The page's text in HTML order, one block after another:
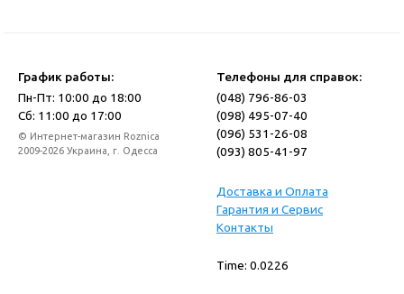
График работы:
Пн-Пт: 10:00 до 18:00
Сб: 11:00 до 17:00
© Интернет-магазин Roznica
2009-2026 Украина, г. Одесса
Телефоны для справок:
(048) 796-86-03
(098) 495-07-40
(096) 531-26-08
(093) 805-41-97
Доставка и Оплата
Гарантия и Сервис
Контакты
Time: 0.0226